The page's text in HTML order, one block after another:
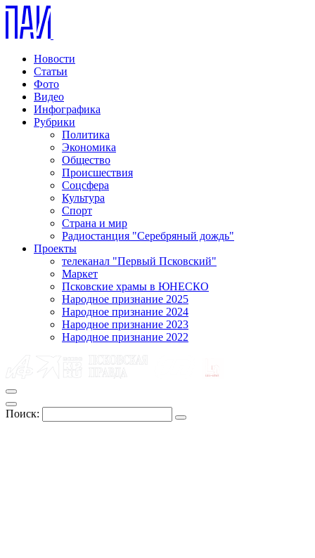
Новости
Статьи
Фото
Видео
Инфографика
Рубрики
Политика
Экономика
Общество
Происшествия
Соцсфера
Культура
Спорт
Страна и мир
Радиостанция "Серебряный дождь"
Проекты
телеканал "Первый Псковский"
Маркет
Псковские храмы в ЮНЕСКО
Народное признание 2025
Народное признание 2024
Народное признание 2023
Народное признание 2022
Поиск: